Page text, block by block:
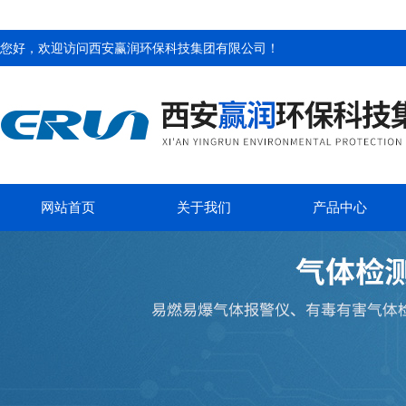
您好，欢迎访问西安赢润环保科技集团有限公司 ！
网站首页 关于我们 产品中心